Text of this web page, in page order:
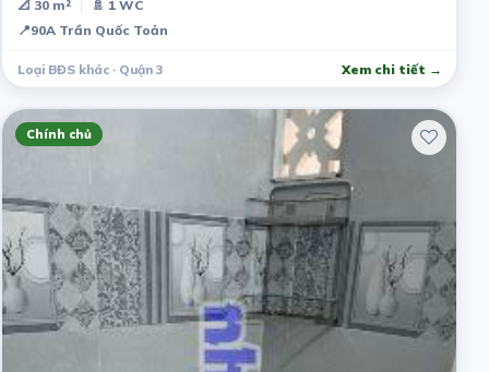
📐 30 m²
🚿 1 WC
📍90A Trần Quốc Toản
Loại BĐS khác · Quận 3 Xem chi tiết →
Chính chủ